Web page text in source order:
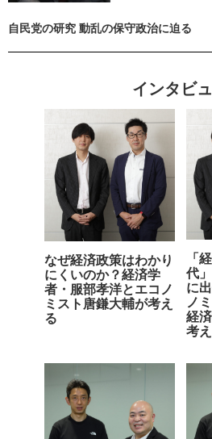
自民党の研究 動乱の保守政治に迫る
インタビ
なぜ経済政策はわかり
にくいのか？経済学
者・服部孝洋とエコノ
ミスト唐鎌大輔が考え
る
「
代
に
ノ
経
考